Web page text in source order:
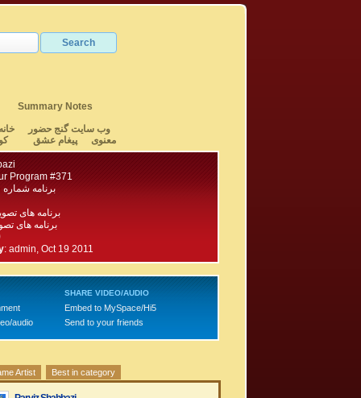
Summary Notes
وب سایت گنج حضور
خانه
معنوی
پیغام عشق
Program #371
برنامه شماره ۳۷۱ گنج حضور
برنامه های
برنامه های تصویری
: admin, Oct 19 2011
audio
SHARE VIDEO/AUDIO
Embed to MySpace/Hi5
Send to your friends
Artist Best in category